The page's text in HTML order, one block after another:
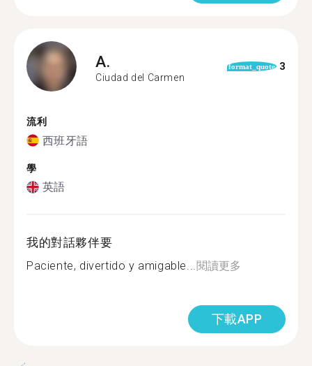
A.
Ciudad del Carmen
format_quote 3
流利
西班牙語
學
英語
我的對話夥伴要
Paciente, divertido y amigable...閱讀更多
下載APP